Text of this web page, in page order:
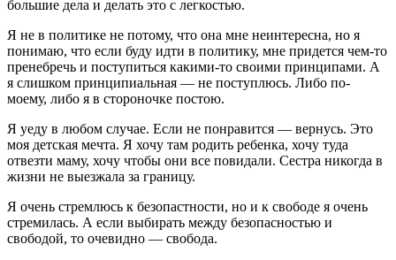
большие дела и делать это с легкостью.
Я не в политике не потому, что она мне неинтересна, но я
понимаю, что если буду идти в политику, мне придется чем-то
пренебречь и поступиться какими-то своими принципами. А
я слишком принципиальная — не поступлюсь. Либо по-
моему, либо я в стороночке постою.
Я уеду в любом случае. Если не понравится — вернусь. Это
моя детская мечта. Я хочу там родить ребенка, хочу туда
отвезти маму, хочу чтобы они все повидали. Сестра никогда в
жизни не выезжала за границу.
Я очень стремлюсь к безопастности, но и к свободе я очень
стремилась. А если выбирать между безопасностью и
свободой, то очевидно — свобода.